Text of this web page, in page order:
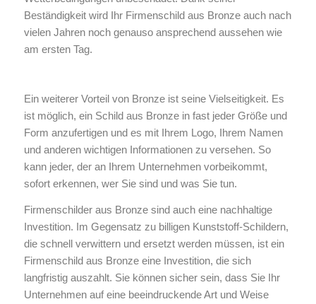
Beständigkeit wird Ihr Firmenschild aus Bronze auch nach
vielen Jahren noch genauso ansprechend aussehen wie
am ersten Tag.
Ein weiterer Vorteil von Bronze ist seine Vielseitigkeit. Es
ist möglich, ein Schild aus Bronze in fast jeder Größe und
Form anzufertigen und es mit Ihrem Logo, Ihrem Namen
und anderen wichtigen Informationen zu versehen. So
kann jeder, der an Ihrem Unternehmen vorbeikommt,
sofort erkennen, wer Sie sind und was Sie tun.
Firmenschilder aus Bronze sind auch eine nachhaltige
Investition. Im Gegensatz zu billigen Kunststoff-Schildern,
die schnell verwittern und ersetzt werden müssen, ist ein
Firmenschild aus Bronze eine Investition, die sich
langfristig auszahlt. Sie können sicher sein, dass Sie Ihr
Unternehmen auf eine beeindruckende Art und Weise